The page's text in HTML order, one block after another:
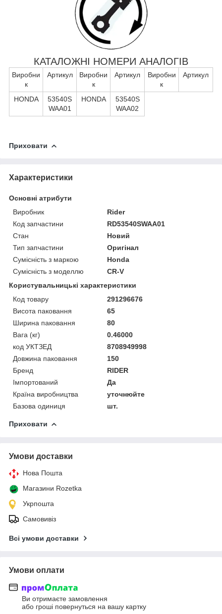
КАТАЛОЖНІ НОМЕРИ АНАЛОГІВ
Виробни
к
Артикул
Виробни
к
Артикул
Виробни
к
Артикул
HONDA
53540S
WAA01
HONDA
53540S
WAA02
Приховати
Характеристики
Основні атрибути
Виробник
Rider
Код запчастини
RD53540SWAA01
Стан
Новий
Тип запчастини
Оригінал
Сумісність з маркою
Honda
Сумісність з моделлю
CR-V
Користувальницькі характеристики
Код товару
291296676
Висота паковання
65
Ширина паковання
80
Вага (кг)
0.46000
код УКТЗЕД
8708949998
Довжина паковання
150
Бренд
RIDER
Імпортований
Да
Країна виробництва
уточнюйте
Базова одиниця
шт.
Приховати
Умови доставки
Нова Пошта
Магазини Rozetka
Укрпошта
Самовивіз
Всі умови доставки
Умови оплати
Ви отримаєте замовлення
або гроші повернуться на вашу картку